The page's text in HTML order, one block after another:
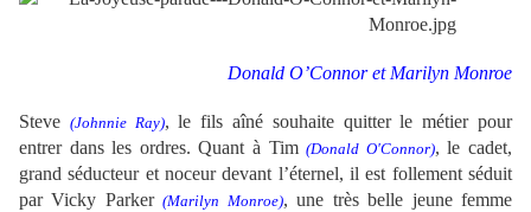
Donald O’Connor et Marilyn Monroe
Steve (Johnnie Ray), le fils aîné souhaite quitter le métier pour
entrer dans les ordres. Quant à Tim(Donald O'Connor), le cadet,
grand séducteur et noceur devant l’éternel, il est follement séduit
par Vicky Parker(Marilyn Monroe), une très belle jeune femme